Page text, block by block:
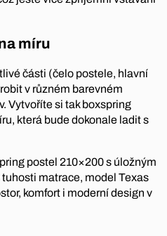
míru
části (čelo postele, hlavní
v různém barevném
Vytvoříte si tak boxspring
která bude dokonale ladit s
postel 210×200 s úložným
matrace, model Texas
komfort i moderní design v